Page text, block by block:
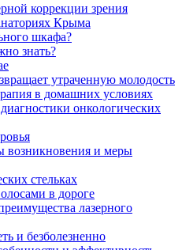
коррекции зрения
Крыма
шкафа?
знать?
утраченную молодость
в домашних условиях
онкологических
возникновения и меры
стельках
в дороге
лазерного
и безболезненно